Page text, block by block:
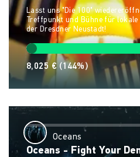
Lasst uns "Die 100"
Treffpunkt und Bühne für
der Dresdner Neustadt!
8,025 € (144%)
Oceans
Oceans - Fight Your